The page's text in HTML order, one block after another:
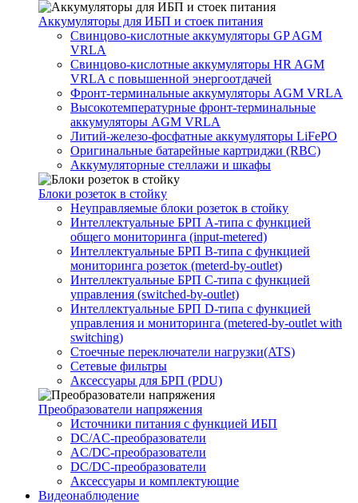
Аккумуляторы для ИБП и стоек питания
Свинцово-кислотные аккумуляторы GP AGM
VRLA
Свинцово-кислотные аккумуляторы HR AGM
VRLA с повышенной энергоотдачей
Фронт-терминальные аккумуляторы AGM VRLA
Высокотемпературные фронт-терминальные
аккумуляторы AGM VRLA
Литий-железо-фосфатные аккумуляторы LiFePO
Оригинальные батарейные картриджи (RBC)
Аккумуляторные стеллажи и шкафы
Блоки розеток в стойку
Неуправляемые блоки розеток в стойку
Интеллектуальные БРП А-типа с функцией
общего мониторинга (input-metered)
Интеллектуальные БРП B-типа с функцией
мониторинга розеток (meterd-by-outlet)
Интеллектуальные БРП C-типа с функцией
управления (switched-by-outlet)
Интеллектуальные БРП D-типа с функцией
управления и мониторинга (metered-by-outlet with
switching)
Стоечные переключатели нагрузки(ATS)
Сетевые фильтры
Аксессуары для БРП (PDU)
Преобразователи напряжения
Источники питания c функцией ИБП
DC/AC-преобразователи
AC/DC-преобразователи
DC/DC-преобразователи
Аксессуары и комплектующие
Видеонаблюдение